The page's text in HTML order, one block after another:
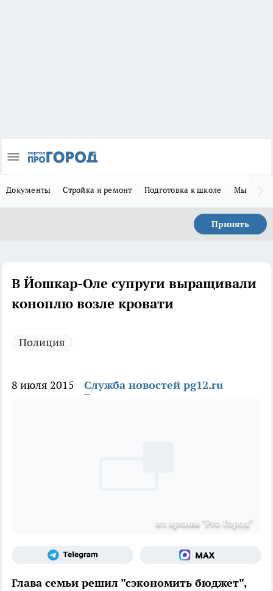
Документы Стройка и ремонт Подготовка к школе Мы в MAX
Принять
В Йошкар-Оле супруги выращивали
коноплю возле кровати
Полиция
8 июля 2015 Служба новостей pg12.ru
из архива "Pro Город"
Глава семьи решил "сэкономить бюджет",